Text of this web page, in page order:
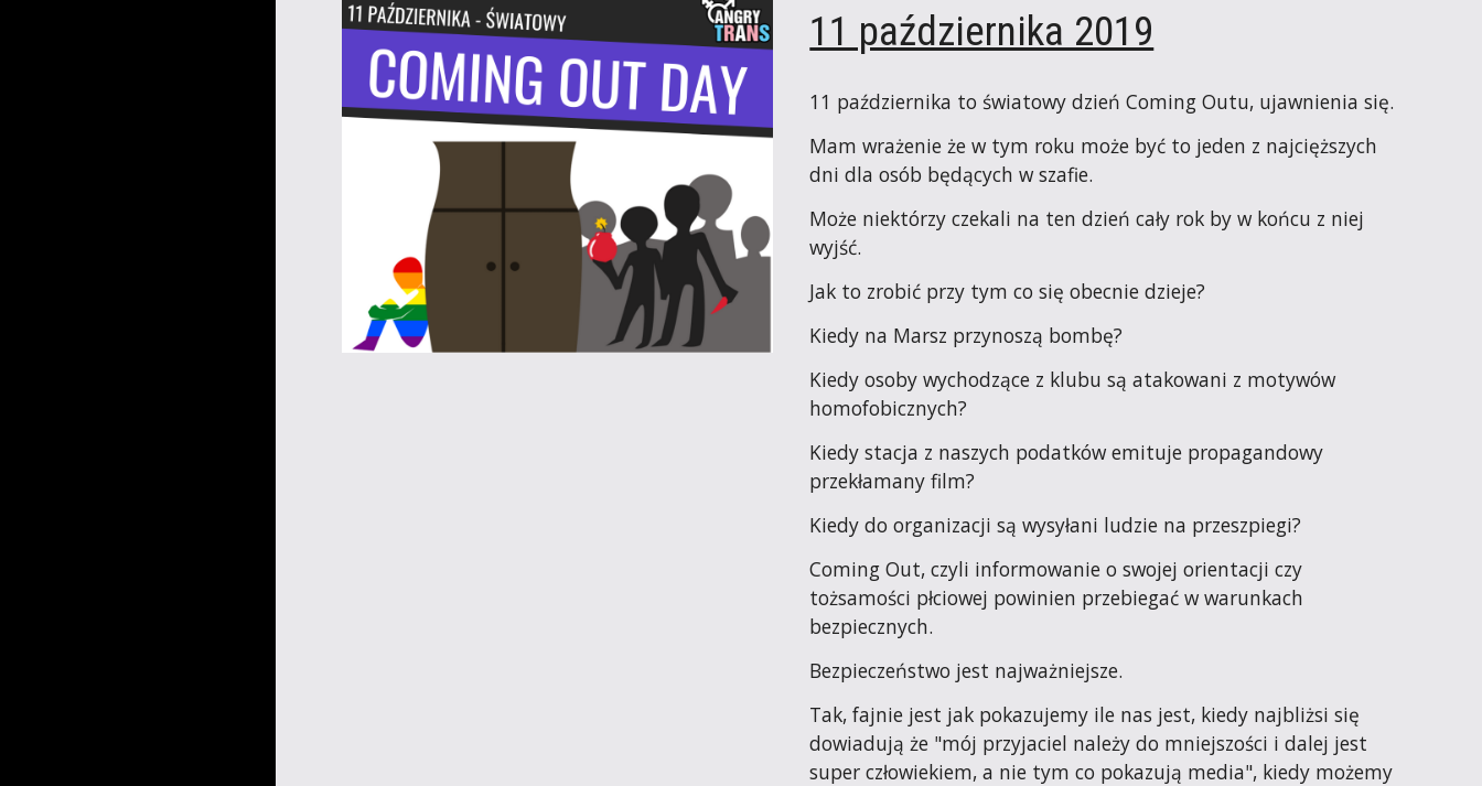
11 października 2019
11 października to światowy dzień Coming Outu, ujawnienia się.
Mam wrażenie że w tym roku może być to jeden z najcięższych
dni dla osób będących w szafie.
Może niektórzy czekali na ten dzień cały rok by w końcu z niej
wyjść.
Jak to zrobić przy tym co się obecnie dzieje?
Kiedy na Marsz przynoszą bombę?
Kiedy osoby wychodzące z klubu są atakowani z motywów
homofobicznych?
Kiedy stacja z naszych podatków emituje propagandowy
przekłamany film?
Kiedy do organizacji są wysyłani ludzie na przeszpiegi?
Coming Out, czyli informowanie o swojej orientacji czy
tożsamości płciowej powinien przebiegać w warunkach
bezpiecznych.
Bezpieczeństwo jest najważniejsze.
Tak, fajnie jest jak pokazujemy ile nas jest, kiedy najbliżsi się
dowiadują że "mój przyjaciel należy do mniejszości i dalej jest
super człowiekiem, a nie tym co pokazują media", kiedy możemy